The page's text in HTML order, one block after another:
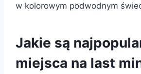
w kolorowym podwodnym
Jakie są
miejsca na last